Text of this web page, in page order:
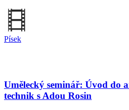
Písek
Umělecký seminář: Úvod do
technik s Adou Rosin